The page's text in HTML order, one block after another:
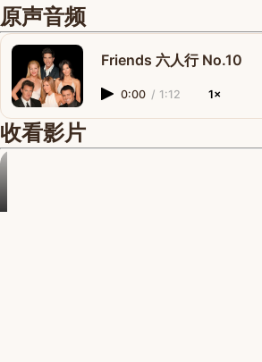
原声音频
Friends 六人行 No.10
0:00 / 1:12 1×
收看影片